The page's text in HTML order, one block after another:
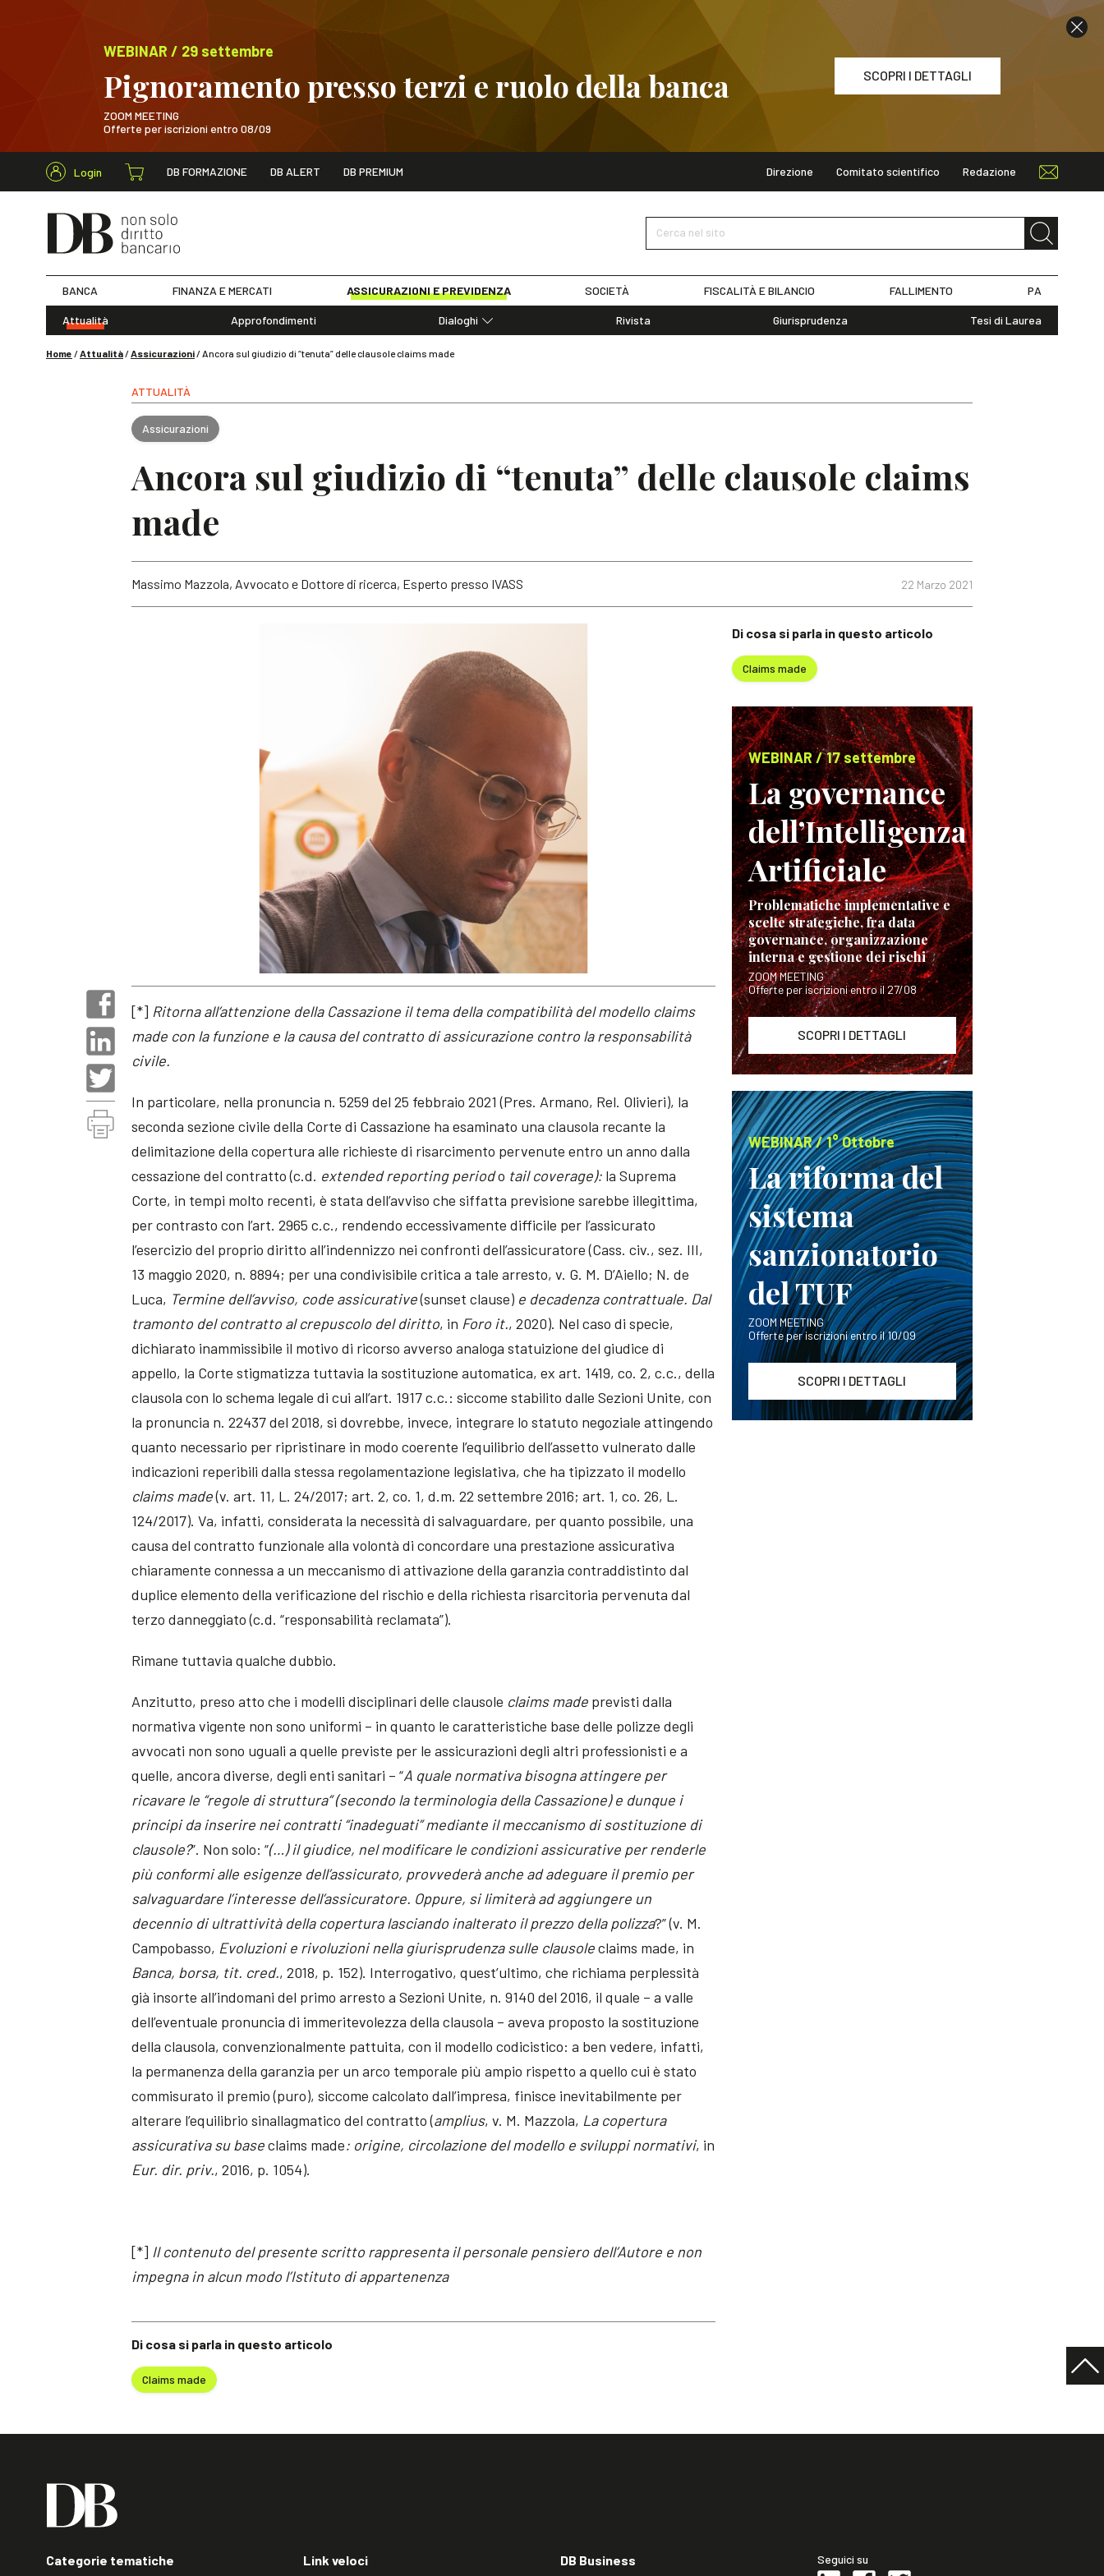
WEBINAR / 29 settembre
Pignoramento presso terzi e ruolo della banca
ZOOM MEETING
Offerte per iscrizioni entro 08/09
SCOPRI I DETTAGLI
WEBINAR / 29 settembre SCOPRI I DETTAGLI
Login DB FORMAZIONE DB ALERT DB PREMIUM Direzione Comitato scientifico Redazione
Cerca nel sito
Cerca nel sito
BANCA FINANZA E MERCATI ASSICURAZIONI E PREVIDENZA SOCIETÀ FISCALITÀ E BILANCIO FALLIMENTO PA
Attualità Approfondimenti
Dialoghi
Rivista Giurisprudenza Tesi di Laurea
Home /Attualità/Assicurazioni/Ancora sul giudizio di “tenuta” delle clausole claims made
ATTUALITÀ
Assicurazioni
Ancora sul giudizio di “tenuta” delle clausole claims
made
22 Marzo 2021
Massimo Mazzola, Avvocato e Dottore di ricerca, Esperto presso IVASS
Di cosa si parla in questo articolo
Claims made
[*] Ritorna all’attenzione della Cassazione il tema della compatibilità del modello claims
made con la funzione e la causa del contratto di assicurazione contro la responsabilità
civile.
In particolare, nella pronuncia n. 5259 del 25 febbraio 2021 (Pres. Armano, Rel. Olivieri), la
seconda sezione civile della Corte di Cassazione ha esaminato una clausola recante la
delimitazione della copertura alle richieste di risarcimento pervenute entro un anno dalla
cessazione del contratto (c.d. extended reporting periodo tail coverage): la Suprema
Corte, in tempi molto recenti, è stata dell’avviso che siffatta previsione sarebbe illegittima,
per contrasto con l’art. 2965 c.c., rendendo eccessivamente difficile per l’assicurato
l’esercizio del proprio diritto all’indennizzo nei confronti dell’assicuratore (Cass. civ., sez. III,
13 maggio 2020, n. 8894; per una condivisibile critica a tale arresto, v. G. M. D’Aiello; N. de
Luca, Termine dell’avviso, code assicurative(sunset clause) e decadenza contrattuale. Dal
tramonto del contratto al crepuscolo del diritto, in Foro it., 2020). Nel caso di specie,
dichiarato inammissibile il motivo di ricorso avverso analoga statuizione del giudice di
appello, la Corte stigmatizza tuttavia la sostituzione automatica, ex art. 1419, co. 2, c.c., della
clausola con lo schema legale di cui all’art. 1917 c.c.: siccome stabilito dalle Sezioni Unite, con
la pronuncia n. 22437 del 2018, si dovrebbe, invece, integrare lo statuto negoziale attingendo
quanto necessario per ripristinare in modo coerente l’equilibrio dell’assetto vulnerato dalle
indicazioni reperibili dalla stessa regolamentazione legislativa, che ha tipizzato il modello
claims made(v. art. 11, L. 24/2017; art. 2, co. 1, d.m. 22 settembre 2016; art. 1, co. 26, L.
124/2017). Va, infatti, considerata la necessità di salvaguardare, per quanto possibile, una
causa del contratto funzionale alla volontà di concordare una prestazione assicurativa
chiaramente connessa a un meccanismo di attivazione della garanzia contraddistinto dal
duplice elemento della verificazione del rischio e della richiesta risarcitoria pervenuta dal
terzo danneggiato (c.d. “responsabilità reclamata”).
Rimane tuttavia qualche dubbio.
Anzitutto, preso atto che i modelli disciplinari delle clausole claims made previsti dalla
normativa vigente non sono uniformi – in quanto le caratteristiche base delle polizze degli
avvocati non sono uguali a quelle previste per le assicurazioni degli altri professionisti e a
quelle, ancora diverse, degli enti sanitari – “A quale normativa bisogna attingere per
ricavare le “regole di struttura” (secondo la terminologia della Cassazione) e dunque i
principi da inserire nei contratti “inadeguati” mediante il meccanismo di sostituzione di
clausole?”. Non solo: “(…) il giudice, nel modificare le condizioni assicurative per renderle
più conformi alle esigenze dell’assicurato, provvederà anche ad adeguare il premio per
salvaguardare l’interesse dell’assicuratore. Oppure, si limiterà ad aggiungere un
decennio di ultrattività della copertura lasciando inalterato il prezzo della polizza?” (v. M.
Campobasso, Evoluzioni e rivoluzioni nella giurisprudenza sulle clausoleclaims made, in
Banca, borsa, tit. cred., 2018, p. 152). Interrogativo, quest’ultimo, che richiama perplessità
già insorte all’indomani del primo arresto a Sezioni Unite, n. 9140 del 2016, il quale – a valle
dell’eventuale pronuncia di immeritevolezza della clausola – aveva proposto la sostituzione
della clausola, convenzionalmente pattuita, con il modello codicistico: a ben vedere, infatti,
la permanenza della garanzia per un arco temporale più ampio rispetto a quello cui è stato
commisurato il premio (puro), siccome calcolato dall’impresa, finisce inevitabilmente per
alterare l’equilibrio sinallagmatico del contratto (amplius, v. M. Mazzola, La copertura
assicurativa su baseclaims made: origine, circolazione del modello e sviluppi normativi, in
Eur. dir. priv., 2016, p. 1054).
[*] Il contenuto del presente scritto rappresenta il personale pensiero dell’Autore e non
impegna in alcun modo l’Istituto di appartenenza
Di cosa si parla in questo articolo
Claims made
WEBINAR / 17 settembre
La governance
dell’Intelligenza
Artificiale
Problematiche implementative e
scelte strategiche, fra data
governance, organizzazione
interna e gestione dei rischi
ZOOM MEETING
Offerte per iscrizioni entro il 27/08
SCOPRI I DETTAGLI
WEBINAR / 1° Ottobre
La riforma del
sistema
sanzionatorio
del TUF
ZOOM MEETING
Offerte per iscrizioni entro il 10/09
SCOPRI I DETTAGLI
Categorie tematiche Link veloci DB Business Seguici su